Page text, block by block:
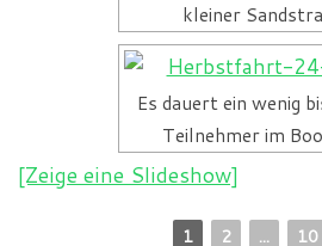
kleiner
Es dauert ein wenig
Teilnehmer im
[Zeige eine Slideshow]
1 2 ... 10